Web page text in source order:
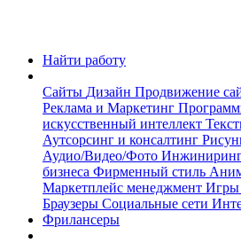
Найти работу
Сайты Дизайн Продвижение
Реклама и Маркетинг
искусственный интеллект
Аутсорсинг и консалтинг
Аудио/Видео/Фото
бизнеса Фирменный стиль
Маркетплейс менеджмент Игры
Браузеры Социальные сети
Фрилансеры